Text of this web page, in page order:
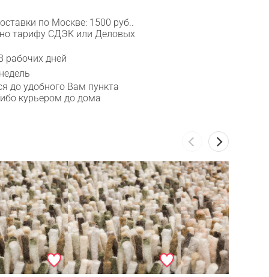
по Москве: 1500 руб..
тарифу СДЭК или Деловых
рабочих дней
до удобного Вам пункта
курьером до дома